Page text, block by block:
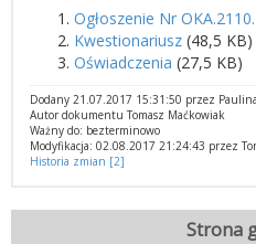
Ogłoszenie Nr
Kwestionariusz (48,5 KB)
Oświadczenia (27,5 KB)
Dodany 21.07.2017 15:31:50 przez
Autor dokumentu Tomasz Maćkowiak
Ważny do: bezterminowo
Modyfikacja: 02.08.2017 21:24:43 przez
Historia zmian [2]
Strona